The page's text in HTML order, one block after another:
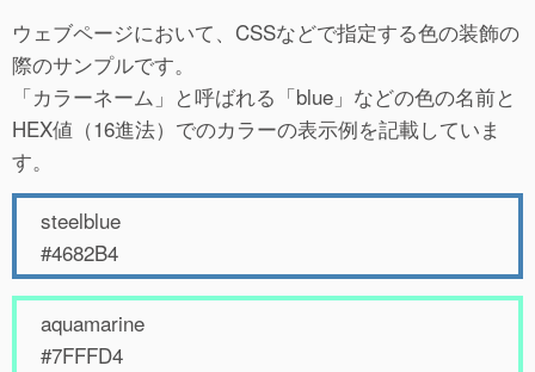
ウェブページにおいて、CSSなどで指定する色の装飾の
際のサンプルです。
「カラーネーム」と呼ばれる「blue」などの色の名前と
HEX値（16進法）でのカラーの表示例を記載していま
す。
steelblue
#4682B4
aquamarine
#7FFFD4